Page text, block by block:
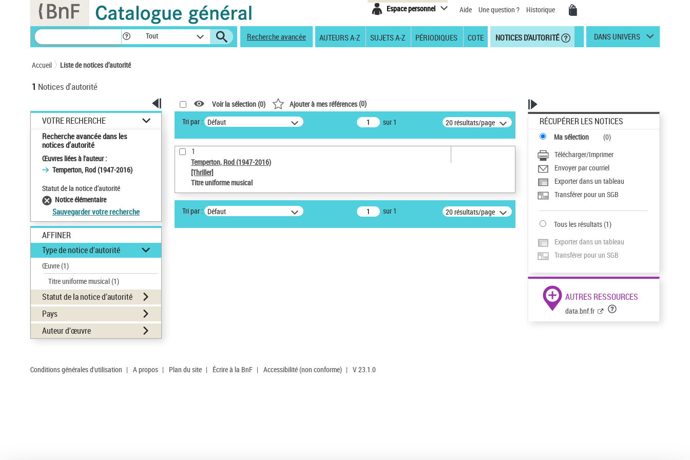
Espace personnel Aide Une question ? Historique
Tout Recherche avancée AUTEURS A-Z SUJETS A-Z PÉRIODIQUES COTE NOTICES D'AUTORITÉ DANS UNIVERS
Accueil Liste de notices d’autorité
1 Notices d'autorité
VOTRE RECHERCHE
Recherche avancée dans les
notices d’autorité
Œuvres liées à l'auteur :
Temperton, Rod (1947-2016)
Statut de la notice d’autorité
Notice élémentaire
Sauvegarder votre recherche
AFFINER
Type de notice d'autorité
Œuvre(1)
Titre uniforme musical(1)
Statut de la notice d’autorité
Pays
Auteur d’œuvre
Voir la sélection (0) Ajouter à mes références(0)
Tri par : Défaut sur 1 20 résultats/page
1
Temperton, Rod (1947-2016)
[Thriller]
Titre uniforme musical
Tri par : Défaut sur 1 20 résultats/page
RÉCUPÉRER LES NOTICES
Ma sélection (0)
Télécharger/Imprimer
Envoyer par courriel
Exporter dans un tableau
Transférer pour un SGB
Tous les résultats(1)
Exporter dans un tableau
Transférer pour un SGB
AUTRES RESSOURCES
data.bnf.fr
Conditions générales d'utilisation | A propos | Plan du site | Écrire à la BnF | Accessibilité (non conforme) | V 23.1.0
Panneau de gestion des cookies